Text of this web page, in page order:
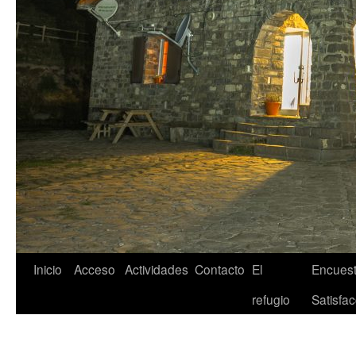
Inicio Acceso Actividades Contacto El
refugio